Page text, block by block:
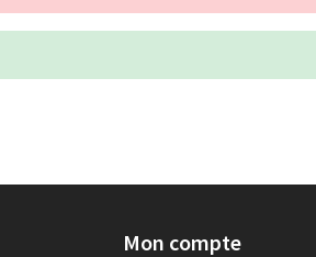
Mon compte